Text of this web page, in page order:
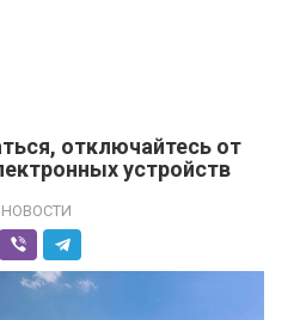
отключайтесь от
устройств
НОВОСТИ